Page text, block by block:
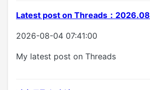
Latest post on Threads：
2026-08-04 07:41:00
My latest post on Threads